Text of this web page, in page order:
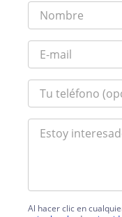
Al hacer clic en